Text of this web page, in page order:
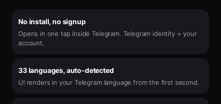
No install, no signup
Opens in one tap inside Telegram. Telegram identity = your
account.
33 languages, auto-detected
UI renders in your Telegram language from the first second.